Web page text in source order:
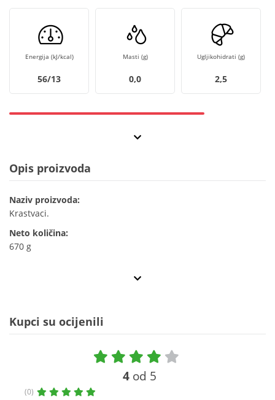
Energija (kJ/kcal)
56/13
Masti (g)
0,0
Ugljikohidrati (g)
2,5
Opis proizvoda
Naziv proizvoda:
Krastvaci.
Neto količina:
670 g
Kupci su ocijenili
4 od 5
(0)